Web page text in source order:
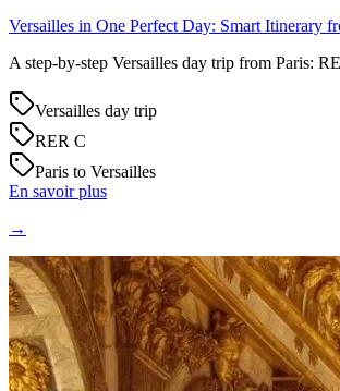
Versailles in One Perfect Day: Smart Itinerary
A step‑by‑step Versailles day trip from Paris:
Versailles day trip
RER C
Paris to Versailles
En savoir plus
→